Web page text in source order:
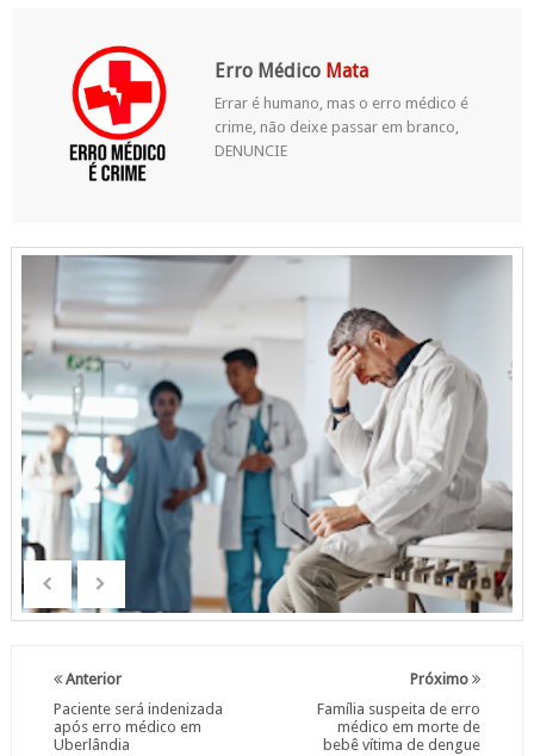
Erro Médico Mata
Errar é humano, mas o erro médico é
crime, não deixe passar em branco,
DENUNCIE
Próximo
Família suspeita de erro
médico em morte de
bebê vítima de dengue
Anterior
Paciente será indenizada
após erro médico em
Uberlândia